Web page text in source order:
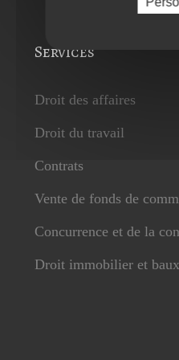
Services
Droit des affaires
Droit du travail
Contrats
Vente de fonds de
Concurrence et de la
Droit immobilier et